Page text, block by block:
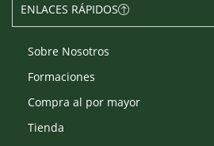
ENLACES RÁPIDOS
Sobre Nosotros
Formaciones
Compra al por mayor
Tienda